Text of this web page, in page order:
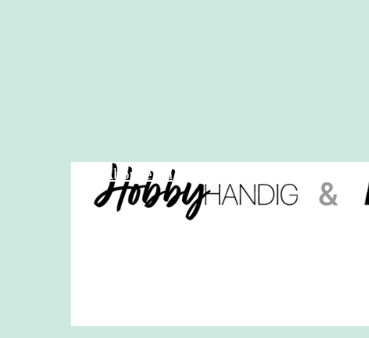
Abonneren